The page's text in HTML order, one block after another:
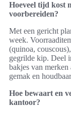
Hoeveel tijd kost
voorbereiden?
Met een gericht
week.
(quinoa,
gegrilde kip. Deel
bakjes van
gemak en
Hoe bewaart en
kantoor?